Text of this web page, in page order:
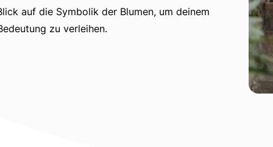
auf die Symbolik der Blumen, um deinem
zu verleihen.